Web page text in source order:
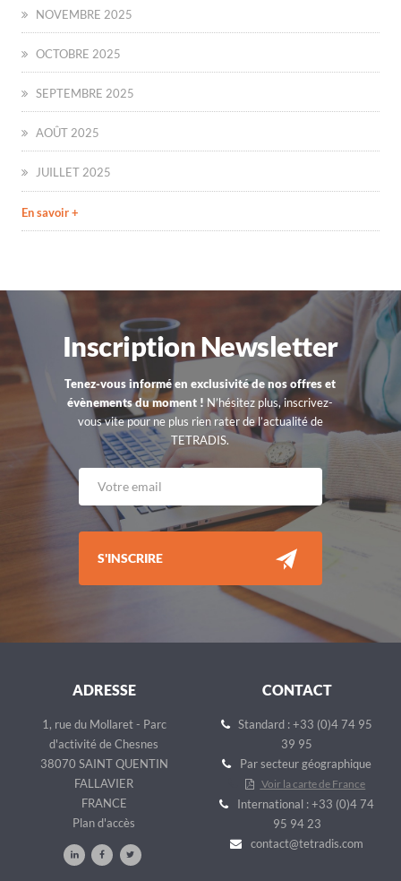
NOVEMBRE 2025
OCTOBRE 2025
SEPTEMBRE 2025
AOÛT 2025
JUILLET 2025
En savoir +
Inscription Newsletter
Tenez-vous informé en exclusivité de nos offres et
évènements du moment ! N’hésitez plus, inscrivez-
vous vite pour ne plus rien rater de l’actualité de
TETRADIS.
S'INSCRIRE
ADRESSE
1, rue du Mollaret - Parc
d'activité de Chesnes
38070 SAINT QUENTIN
FALLAVIER
FRANCE
Plan d'accès
CONTACT
Standard : +33 (0)4 74 95
39 95
Par secteur géographique
Voir la carte de France
International : +33 (0)4 74
95 94 23
contact@tetradis.com